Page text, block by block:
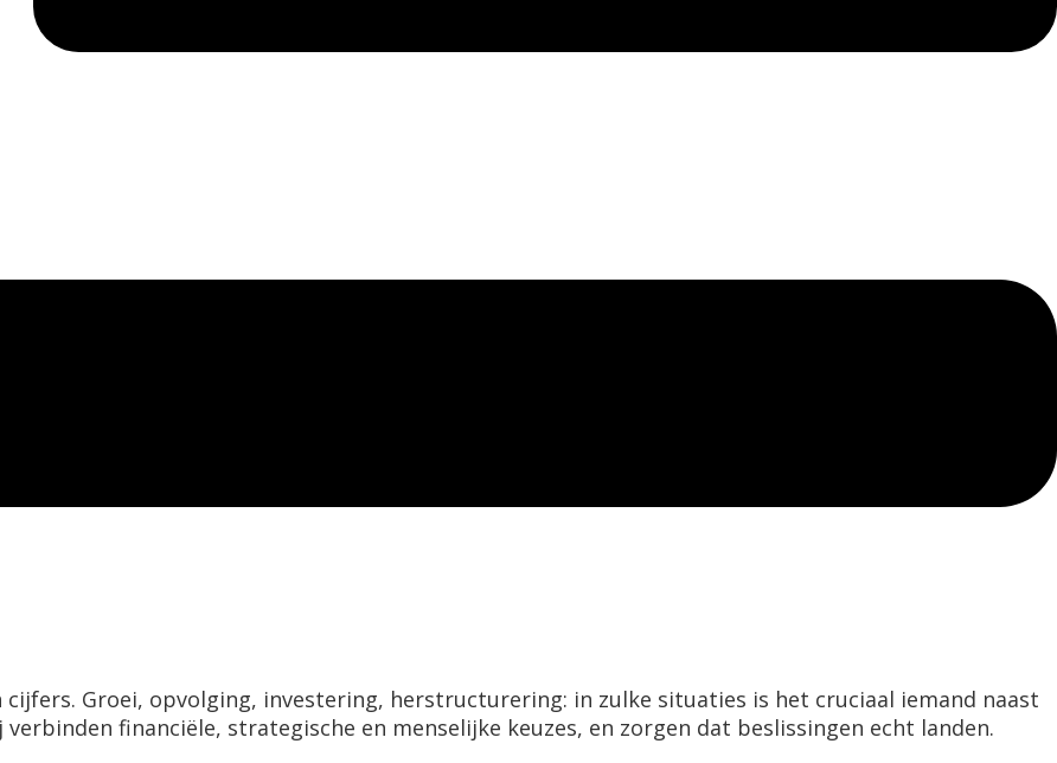
Groei, opvolging, investering, herstructurering: in zulke situaties is het cruciaal iemand naast
financiële, strategische en menselijke keuzes, en zorgen dat beslissingen echt landen.